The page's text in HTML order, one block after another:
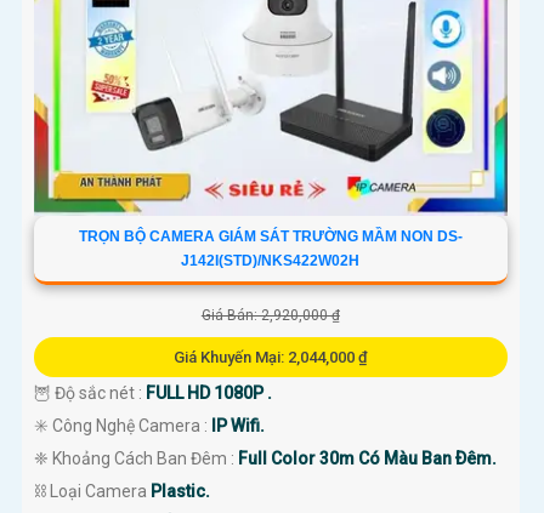
TRỌN BỘ CAMERA GIÁM SÁT TRƯỜNG MẦM NON DS-
J142I(STD)/NKS422W02H
Giá Bán: 2,920,000 ₫
Giá Khuyến Mại: 2,044,000 ₫
🦉 Độ sắc nét : FULL HD 1080P .
✳️ Công Nghệ Camera :
IP Wifi.
❈ Khoảng Cách Ban Đêm : Full Color 30m Có Màu Ban Ðêm.
⛓ Loại Camera Plastic.